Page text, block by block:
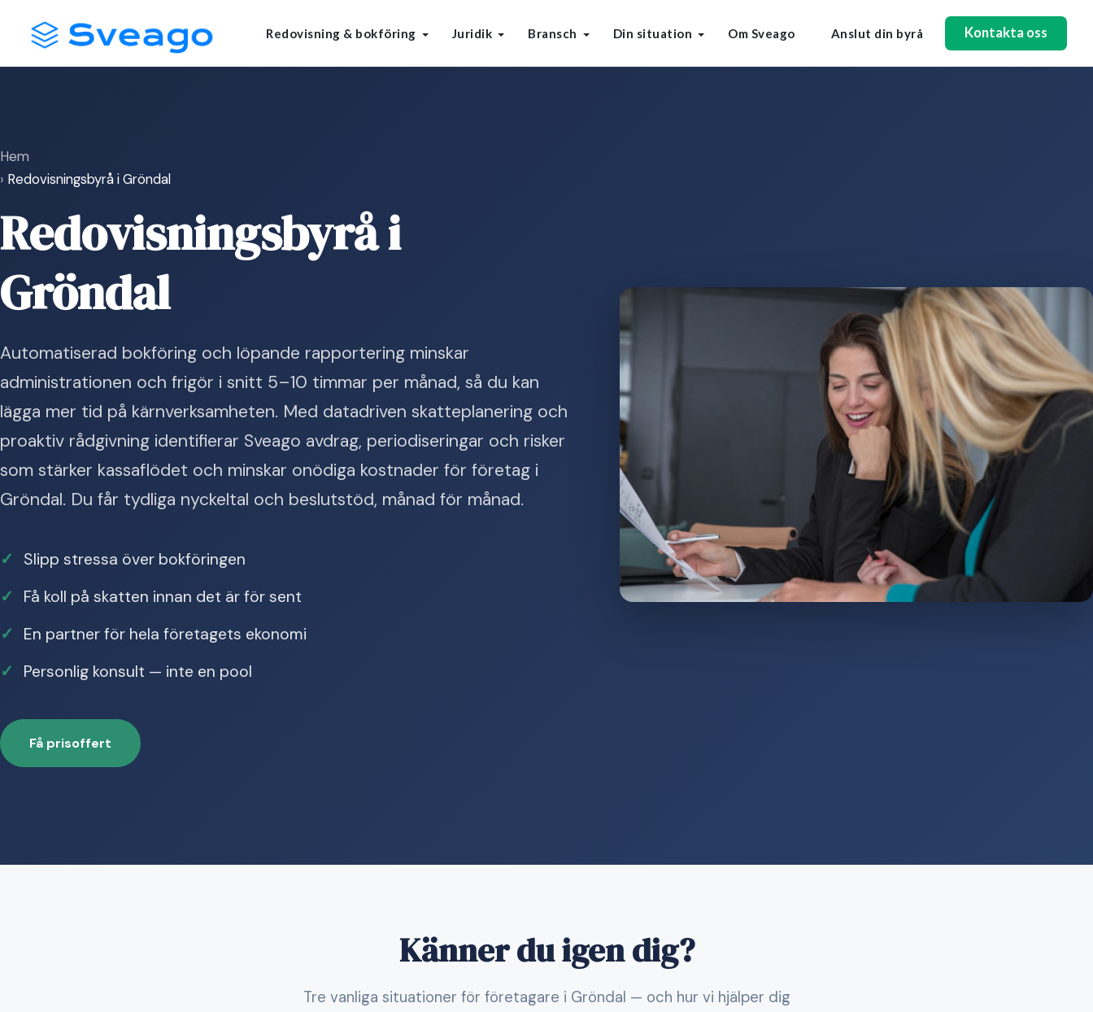
Redovisning & bokföring Juridik Bransch Din situation Om Sveago Anslut din byrå Kontakta oss
Hem
› Redovisningsbyrå i Gröndal
Redovisningsbyrå i
Gröndal
Automatiserad bokföring och löpande rapportering minskar
administrationen och frigör i snitt 5–10 timmar per månad, så du kan
lägga mer tid på kärnverksamheten. Med datadriven skatteplanering och
proaktiv rådgivning identifierar Sveago avdrag, periodiseringar och risker
som stärker kassaflödet och minskar onödiga kostnader för företag i
Gröndal. Du får tydliga nyckeltal och beslutstöd, månad för månad.
Slipp stressa över bokföringen
Få koll på skatten innan det är för sent
En partner för hela företagets ekonomi
Personlig konsult — inte en pool
Få prisoffert
Känner du igen dig?
Tre vanliga situationer för företagare i Gröndal — och hur vi hjälper dig